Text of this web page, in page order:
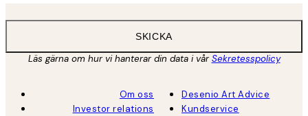
SKICKA
Läs gärna om hur vi hanterar din data i vårSekretesspolicy
Om oss
Investor relations
Desenio Art Advice
Kundservice